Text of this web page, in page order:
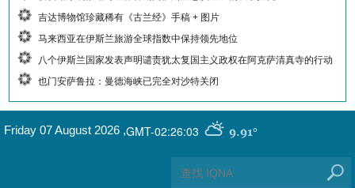
吉达博物馆珍藏稀有《古兰经》手稿 + 图片
马来西亚在伊斯兰旅游全球指数中保持领先地位
八个伊斯兰国家发表声明谴责犹太复国主义政权在阿克萨清真寺的行动
也门安萨鲁拉：曼德海峡已完全对沙特关闭
GMT-02:26:03 9.91°
Friday 07 August 2026 ,